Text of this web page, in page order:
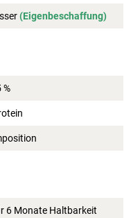
(Eigenbeschaffung)
%
6 Monate Haltbarkeit